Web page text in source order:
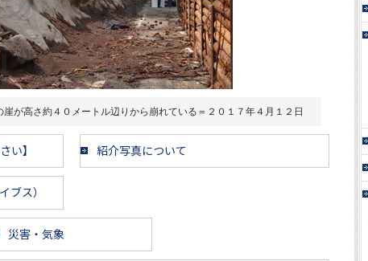
が高さ約４０メートル辺りから崩れている＝２０１７年４月１２日
い】 紹介写真について
ブス）
災害・気象